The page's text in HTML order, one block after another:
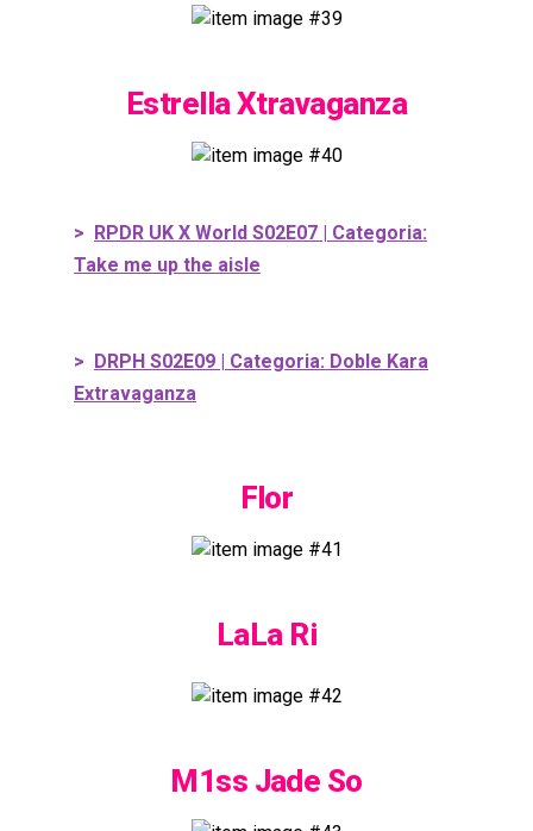
Estrella Xtravaganza
> RPDR UK X World S02E07 | Categoria:
Take me up the aisle
> DRPH S02E09 | Categoria: Doble Kara
Extravaganza
Flor
LaLa Ri
M1ss Jade So